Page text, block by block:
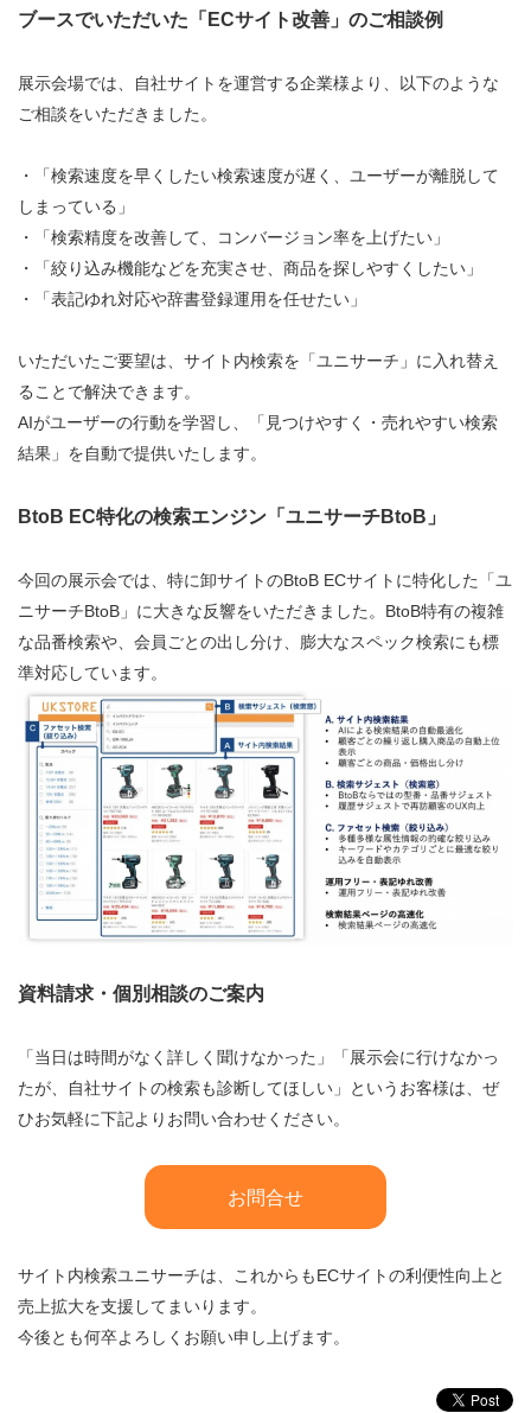
ブースでいただいた「ECサイト改善」のご相談例
展示会場では、自社サイトを運営する企業様より、以下のような
ご相談をいただきました。
・「検索速度を早くしたい検索速度が遅く、ユーザーが離脱して
しまっている」
・「検索精度を改善して、コンバージョン率を上げたい」
・「絞り込み機能などを充実させ、商品を探しやすくしたい」
・「表記ゆれ対応や辞書登録運用を任せたい」
いただいたご要望は、サイト内検索を「ユニサーチ」に入れ替え
ることで解決できます。
AIがユーザーの行動を学習し、「見つけやすく・売れやすい検索
結果」を自動で提供いたします。
BtoB EC特化の検索エンジン「ユニサーチBtoB」
今回の展示会では、特に卸サイトのBtoB ECサイトに特化した「ユ
ニサーチBtoB」に大きな反響をいただきました。BtoB特有の複雑
な品番検索や、会員ごとの出し分け、膨大なスペック検索にも標
準対応しています。
資料請求・個別相談のご案内
「当日は時間がなく詳しく聞けなかった」「展示会に行けなかっ
たが、自社サイトの検索も診断してほしい」というお客様は、ぜ
ひお気軽に下記よりお問い合わせください。
お問合せ
サイト内検索ユニサーチは、これからもECサイトの利便性向上と
売上拡大を支援してまいります。
今後とも何卒よろしくお願い申し上げます。